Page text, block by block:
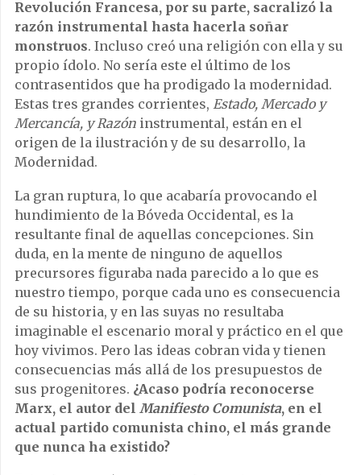
Revolución Francesa, por su parte, sacralizó la
razón instrumental hasta hacerla soñar
monstruos. Incluso creó una religión con ella y su
propio ídolo. No sería este el último de los
contrasentidos que ha prodigado la modernidad.
Estas tres grandes corrientes, Estado, Mercado y
Mercancía, y Razón instrumental, están en el
origen de la ilustración y de su desarrollo, la
Modernidad.
La gran ruptura, lo que acabaría provocando el
hundimiento de la Bóveda Occidental, es la
resultante final de aquellas concepciones. Sin
duda, en la mente de ninguno de aquellos
precursores figuraba nada parecido a lo que es
nuestro tiempo, porque cada uno es consecuencia
de su historia, y en las suyas no resultaba
imaginable el escenario moral y práctico en el que
hoy vivimos. Pero las ideas cobran vida y tienen
consecuencias más allá de los presupuestos de
sus progenitores. ¿Acaso podría reconocerse
Marx, el autor del Manifiesto Comunista, en el
actual partido comunista chino, el más grande
que nunca ha existido?